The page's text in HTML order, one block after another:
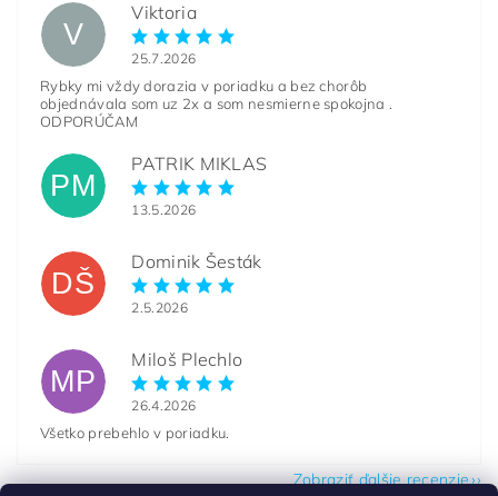
V
Viktoria
25.7.2026
Rybky mi vždy dorazia v poriadku a bez chorôb
objednávala som uz 2x a som nesmierne spokojna .
ODPORÚČAM
PM
PATRIK MIKLAS
13.5.2026
DŠ
Dominik Šesták
2.5.2026
MP
Miloš Plechlo
26.4.2026
Všetko prebehlo v poriadku.
Zobraziť ďalšie recenzie